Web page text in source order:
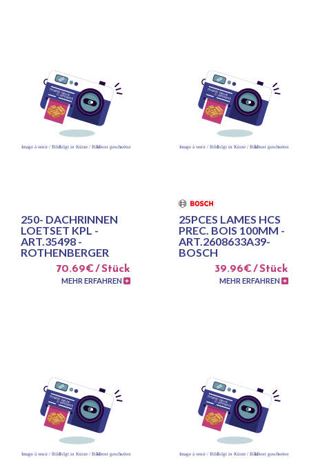
250- DACHRINNEN
LOETSET KPL -
ART.35498 -
ROTHENBERGER
70.69€ / Stück
MEHR ERFAHREN
25PCES LAMES HCS
PREC. BOIS 100MM -
ART.2608633A39-
BOSCH
39.96€ / Stück
MEHR ERFAHREN